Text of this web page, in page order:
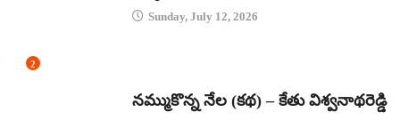
Sunday, July 12, 2026
2
నమ్ముకొన్న నేల (కథ) – కేతు విశ్వనాథరెడ్డి